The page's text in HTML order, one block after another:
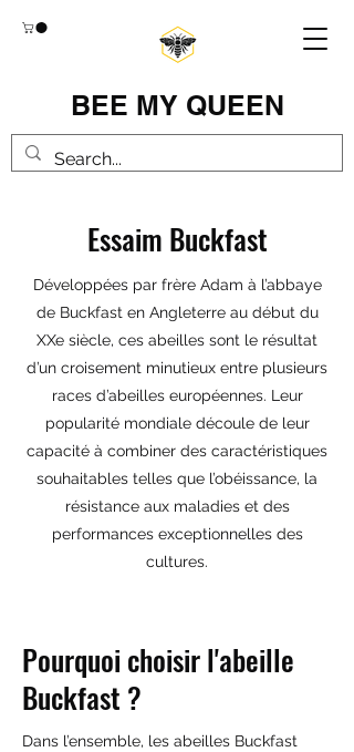
BEE MY QUEEN
Essaim Buckfast
Développées par frère Adam à l’abbaye
de Buckfast en Angleterre au début du
XXe siècle, ces abeilles sont le résultat
d’un croisement minutieux entre plusieurs
races d’abeilles européennes. Leur
popularité mondiale découle de leur
capacité à combiner des caractéristiques
souhaitables telles que l’obéissance, la
résistance aux maladies et des
performances exceptionnelles des
cultures.
Pourquoi choisir l'abeille
Buckfast ?
Dans l’ensemble, les abeilles Buckfast